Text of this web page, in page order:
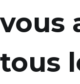
vous
tous